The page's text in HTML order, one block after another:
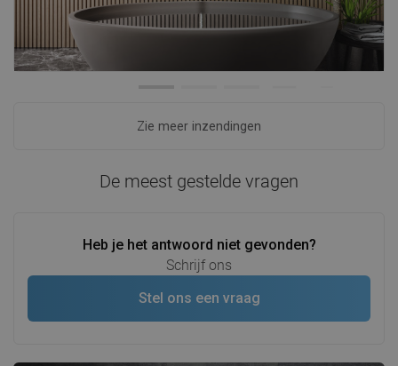
Zie meer inzendingen
De meest gestelde vragen
Heb je het antwoord niet gevonden?
Schrijf ons
Stel ons een vraag